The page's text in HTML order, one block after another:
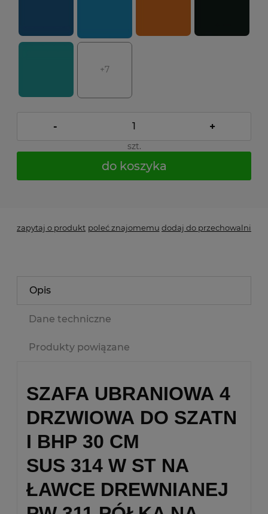
+7
- +
szt.
do koszyka
zapytaj o produkt poleć znajomemu dodaj do przechowalni
Opis
Dane techniczne
Produkty powiązane
SZAFA UBRANIOWA 4
DRZWIOWA DO SZATN
I BHP 30 CM
SUS 314 W ST NA
ŁAWCE DREWNIANEJ